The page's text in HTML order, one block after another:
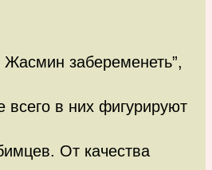
забеременеть”,
всего в них фигурируют
От качества